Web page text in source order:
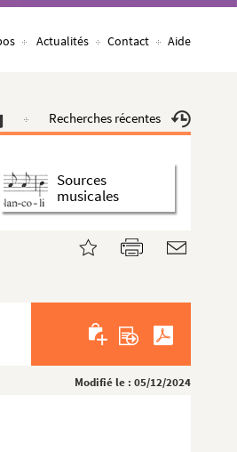
Actualités Contact Aide
Recherches récentes
Sources
musicales
Modifié le : 05/12/2024